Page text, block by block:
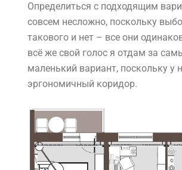
Определиться с подходящим
совсем несложно, поскольку
такового и нет – все они
всё же свой голос я отдам за
маленький вариант, поскольку у
эргономичный коридор.